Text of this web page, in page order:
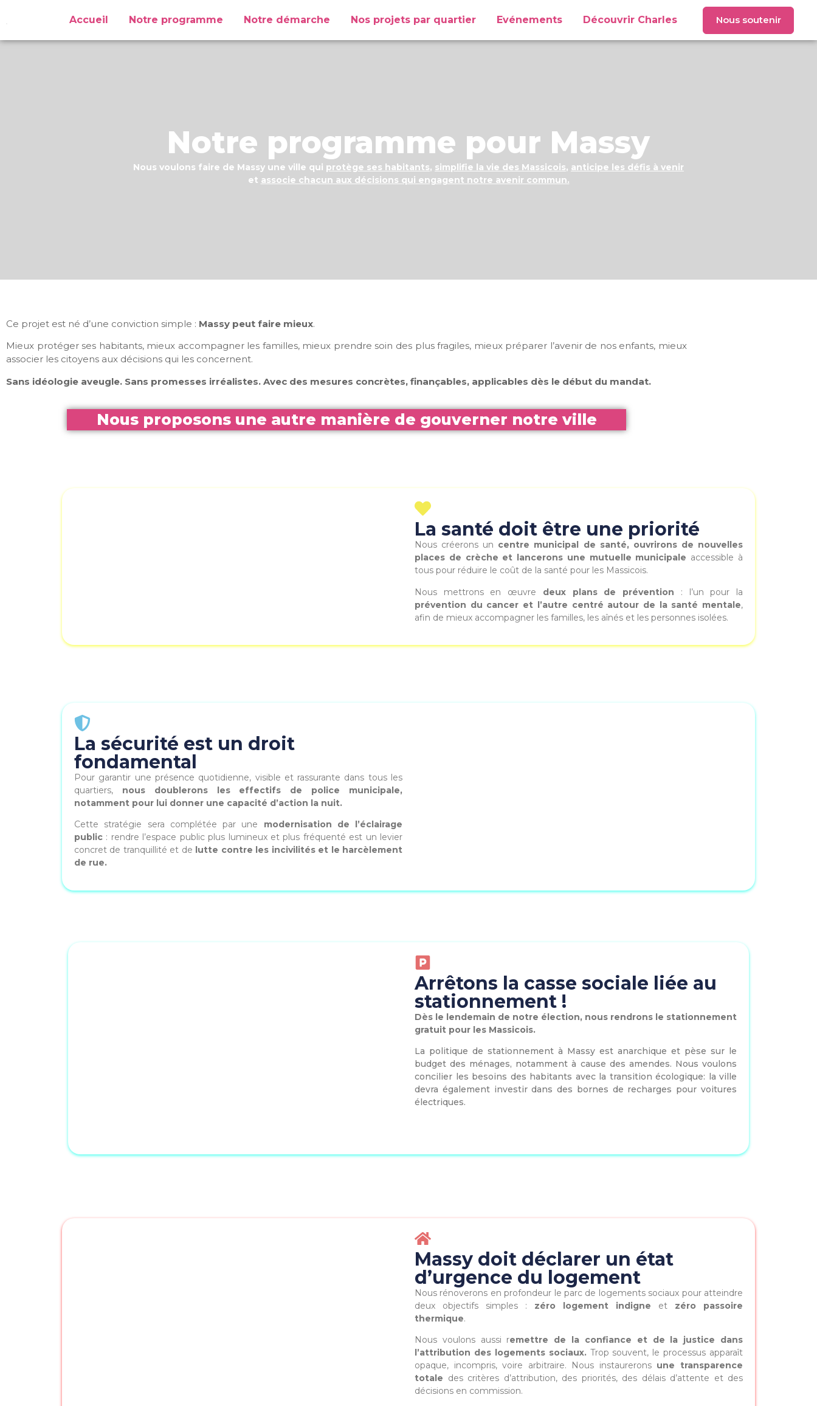
Accueil Notre programme Notre démarche Nos projets par quartier Evénements Découvrir Charles Nous soutenir
Notre programme pour Massy
Nous voulons faire de Massy une ville qui protège ses habitants, simplifie la vie des Massicois, anticipe les défis à venir
et associe chacun aux décisions qui engagent notre avenir commun.
Ce projet est né d’une conviction simple : Massy peut faire mieux.
Mieux protéger ses habitants, mieux accompagner les familles, mieux prendre soin des plus fragiles, mieux préparer l’avenir de nos enfants, mieux
associer les citoyens aux décisions qui les concernent.
Sans idéologie aveugle. Sans promesses irréalistes. Avec des mesures concrètes, finançables, applicables dès le début du mandat.
Nous proposons une autre manière de gouverner notre ville
La santé doit être une priorité
Nous créerons un centre municipal de santé, ouvrirons de nouvelles
places de crèche et lancerons une mutuelle municipale accessible à
tous pour réduire le coût de la santé pour les Massicois.
Nous mettrons en œuvre deux plans de prévention : l’un pour la
prévention du cancer et l’autre centré autour de la santé mentale,
afin de mieux accompagner les familles, les aînés et les personnes isolées.
La sécurité est un droit
fondamental
Pour garantir une présence quotidienne, visible et rassurante dans tous les
quartiers, nous doublerons les effectifs de police municipale,
notamment pour lui donner une capacité d’action la nuit.
Cette stratégie sera complétée par une modernisation de l’éclairage
public : rendre l’espace public plus lumineux et plus fréquenté est un levier
concret de tranquillité et de lutte contre les incivilités et le harcèlement
de rue.
Arrêtons la casse sociale liée au
stationnement !
Dès le lendemain de notre élection, nous rendrons le stationnement
gratuit pour les Massicois.
La politique de stationnement à Massy est anarchique et pèse sur le
budget des ménages, notamment à cause des amendes. Nous voulons
concilier les besoins des habitants avec la transition écologique: la ville
devra également investir dans des bornes de recharges pour voitures
électriques.
Massy doit déclarer un état
d’urgence du logement
Nous rénoverons en profondeur le parc de logements sociaux pour atteindre
deux objectifs simples : zéro logement indigne et zéro passoire
thermique.
Nous voulons aussi remettre de la confiance et de la justice dans
l’attribution des logements sociaux. Trop souvent, le processus apparaît
opaque, incompris, voire arbitraire. Nous instaurerons une transparence
totale des critères d’attribution, des priorités, des délais d’attente et des
décisions en commission.